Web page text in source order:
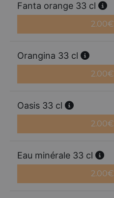
Fanta orange 33 cl
2.00€
Orangina 33 cl
2.00€
Oasis 33 cl
2.00€
Eau minérale 33 cl
2.00€